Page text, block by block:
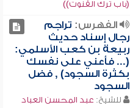
(باب ترك القنوت))
الفهرس: تراجم
رجال إسناد حديث
ربيعة بن كعب الأسلمي:
(... فأعني على نفسك
بكثرة السجود) , فضل
السجود
للشيخ: عبد المحسن العباد